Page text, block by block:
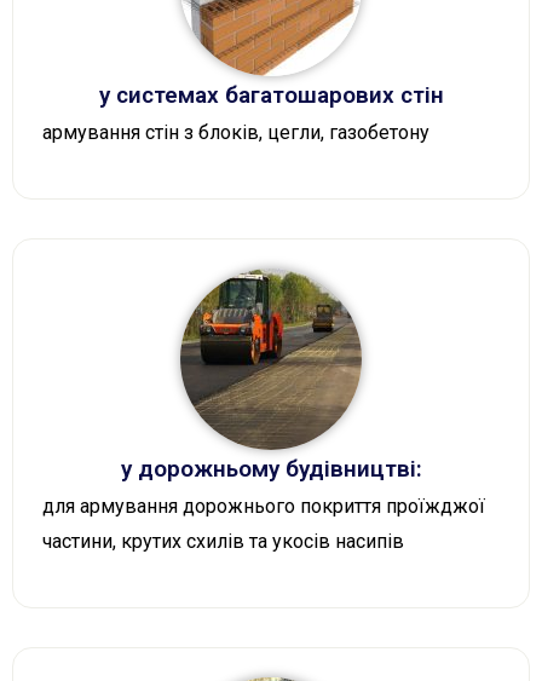
у системах багатошарових стін
армування стін з блоків, цегли, газобетону
у дорожньому будівництві:
для армування дорожнього покриття проїжджої
частини, крутих схилів та укосів насипів